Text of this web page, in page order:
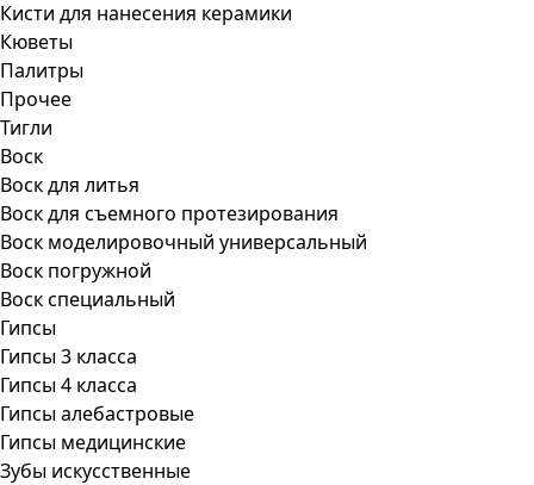
Кисти для нанесения керамики
Кюветы
Палитры
Прочее
Тигли
Воск
Воск для литья
Воск для съемного протезирования
Воск моделировочный универсальный
Воск погружной
Воск специальный
Гипсы
Гипсы 3 класса
Гипсы 4 класса
Гипсы алебастровые
Гипсы медицинские
Зубы искусственные